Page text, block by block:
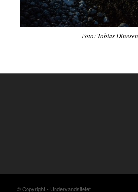
Foto: Tobias Dinesen
© Copyright - Undervandsitetet